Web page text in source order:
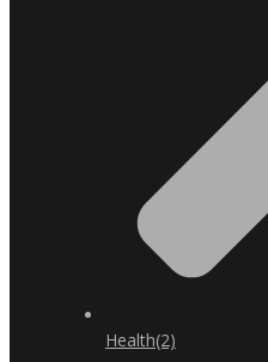
Health(2)